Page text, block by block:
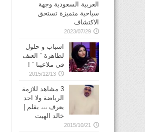
العربية السعودية وجهة
سياحية متميزة تستحق
الاكتشاف
2023/07/29
اسباب و حلول
لظاهرة ” العنف
في ملاعبنا ” !
2015/12/13
3 مشاهد للازمة
الرياضة ولا احد
يعرف ،،، بقلم |
خالد الهيت
2015/10/21